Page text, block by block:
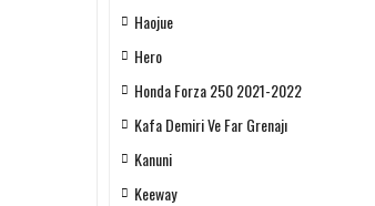
Haojue
Hero
Honda Forza 250 2021-2022
Kafa Demiri Ve Far Grenajı
Kanuni
Keeway